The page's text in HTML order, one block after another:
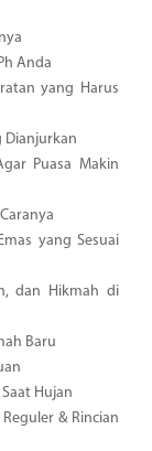
Anda
yang Harus
Dianjurkan
Puasa Makin
yang Sesuai
dan Hikmah di
Baru
Hujan
& Rincian